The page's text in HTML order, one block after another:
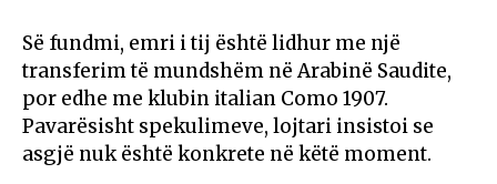
Së fundmi, emri i tij është lidhur me një
transferim të mundshëm në Arabinë Saudite,
por edhe me klubin italian Como 1907.
Pavarësisht spekulimeve, lojtari insistoi se
asgjë nuk është konkrete në këtë moment.